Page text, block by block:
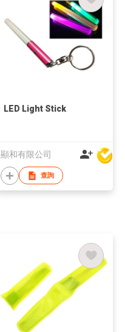
LED Light Stick
顯和有限公司
查詢